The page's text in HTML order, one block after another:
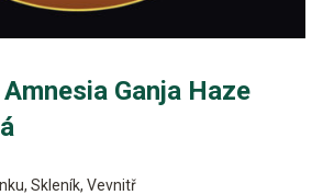
Ganja Haze
Skleník, Vevnitř